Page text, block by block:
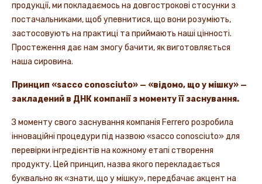
продукції, ми покладаємось на довгострокові стосунки з
постачальниками, щоб упевнитися, що вони розуміють,
застосовують на практиці та приймають наші цінності.
Простеження дає нам змогу бачити, як виготовляється
наша сировина.
Принцип «sacco conosciuto» — «відомо, що у мішку» —
закладений в ДНК компанії з моменту її заснування.
З моменту свого заснування компанія Ferrero розробила
інноваційні процедури під назвою «sacco conosciuto» для
перевірки інгредієнтів на кожному етапі створення
продукту. Цей принцип, назва якого перекладається
буквально як «знати, що у мішку», передбачає акцент на